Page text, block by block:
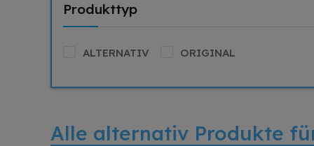
Produkttyp
ALTERNATIV ORIGINAL
Alle alternativ Produkte für